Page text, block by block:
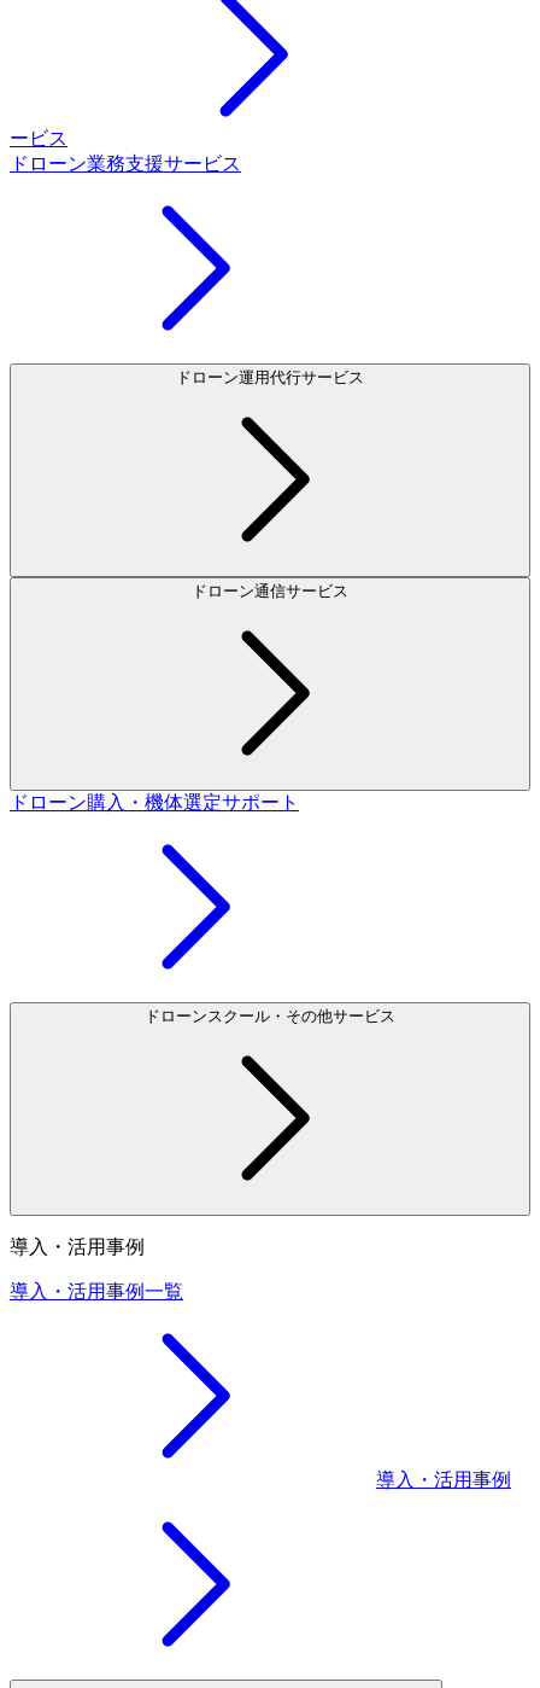
ービス
ドローン業務支援サービス
ドローン運用代行サービス
ドローン通信サービス
ドローン購入・機体選定サポート
ドローンスクール・その他サービス
導入・活用事例
導入・活用事例一覧
導入・活用事例